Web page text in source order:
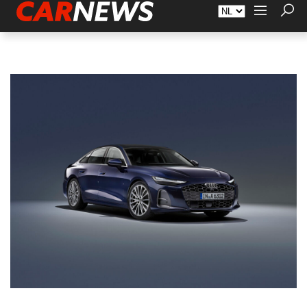
Adverteren Over Carnews.nl Contact